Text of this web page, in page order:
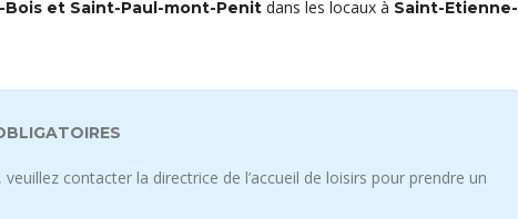
Bois et Saint-Paul-mont-Penit dans les locaux à Saint-Etienne-
contacter la directrice de l’accueil de loisirs pour prendre un